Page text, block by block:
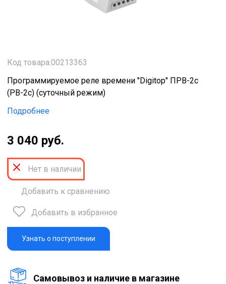
Код товара:00213363
Программируемое реле времени "Digitop" ПРВ-2с
(РВ-2с) (суточный режим)
Подробнее
3 040 руб.
Нет в наличии
Добавить к сравнению
Добавить в избранное
Узнать о поступлении
Cамовывоз и наличие в магазине